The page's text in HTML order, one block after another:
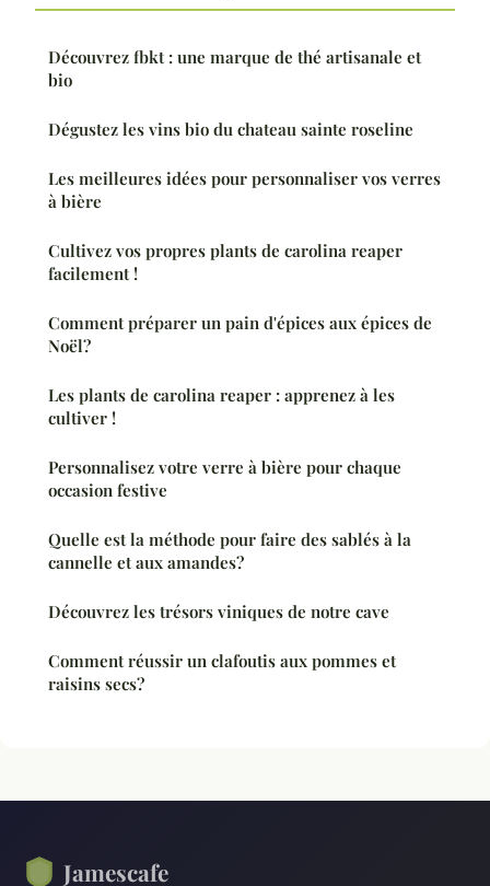
Découvrez fbkt : une marque de thé artisanale et
bio
Dégustez les vins bio du chateau sainte roseline
Les meilleures idées pour personnaliser vos verres
à bière
Cultivez vos propres plants de carolina reaper
facilement !
Comment préparer un pain d'épices aux épices de
Noël?
Les plants de carolina reaper : apprenez à les
cultiver !
Personnalisez votre verre à bière pour chaque
occasion festive
Quelle est la méthode pour faire des sablés à la
cannelle et aux amandes?
Découvrez les trésors viniques de notre cave
Comment réussir un clafoutis aux pommes et
raisins secs?
Jamescafe